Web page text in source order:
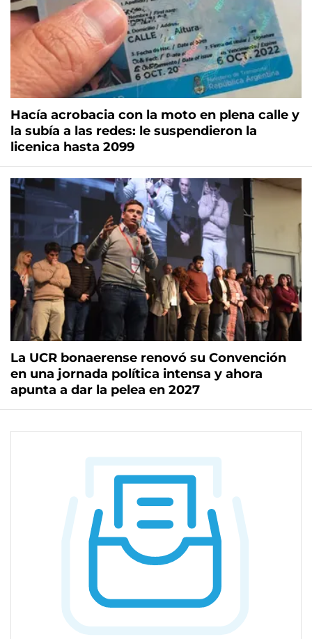
Hacía acrobacia con la moto en plena calle y
la subía a las redes: le suspendieron la
licenica hasta 2099
La UCR bonaerense renovó su Convención
en una jornada política intensa y ahora
apunta a dar la pelea en 2027